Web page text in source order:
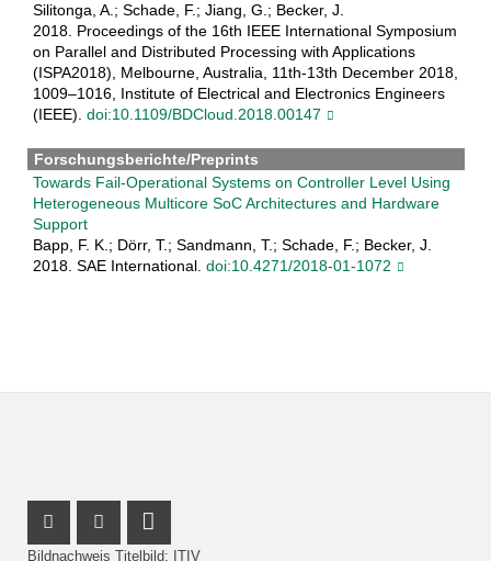
Silitonga, A.; Schade, F.; Jiang, G.; Becker, J.
2018. Proceedings of the 16th IEEE International Symposium
on Parallel and Distributed Processing with Applications
(ISPA2018), Melbourne, Australia, 11th-13th December 2018,
1009–1016, Institute of Electrical and Electronics Engineers
(IEEE). doi:10.1109/BDCloud.2018.00147
Forschungsberichte/Preprints
Towards Fail-Operational Systems on Controller Level Using
Heterogeneous Multicore SoC Architectures and Hardware
Support
Bapp, F. K.; Dörr, T.; Sandmann, T.; Schade, F.; Becker, J.
2018. SAE International. doi:10.4271/2018-01-1072
Instagram Profil
Facebook Profil
LinkedIn Profil
Bildnachweis Titelbild: ITIV